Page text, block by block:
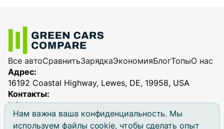
Нам важна ваша конфиденциальность. Мы
используем файлы cookie, чтобы сделать опыт
Все автоСравнитьЗарядкаЭкономияБлогТопыО нас
Адрес:
16192 Coastal Highway, Lewes, DE, 19958, USA
Контакты:
info@greencarscompare.com